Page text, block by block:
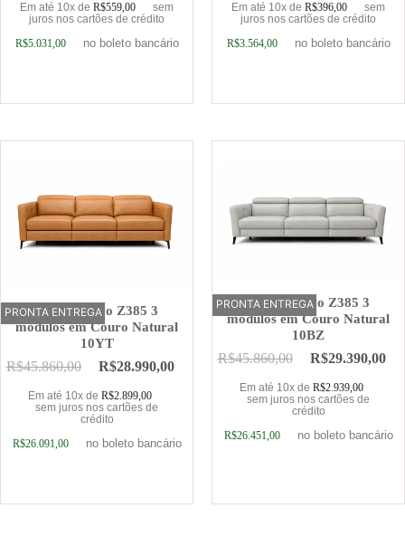
Em até 10x de R$559,00
sem
juros nos cartões de crédito
R$5.031,00 no boleto bancário
Em até 10x de R$396,00
sem
juros nos cartões de crédito
R$3.564,00 no boleto bancário
OFERTA
PRONTA ENTREGA
Sofá Elétrico Z385 3
módulos em Couro Natural
10YT
R$45.860,00 R$28.990,00
Em até 10x de R$2.899,00
sem juros nos cartões de
crédito
R$26.091,00 no boleto bancário
OFERTA
PRONTA ENTREGA
Sofá Elétrico Z385 3
módulos em Couro Natural
10BZ
R$45.860,00 R$29.390,00
Em até 10x de R$2.939,00
sem juros nos cartões de
crédito
R$26.451,00 no boleto bancário